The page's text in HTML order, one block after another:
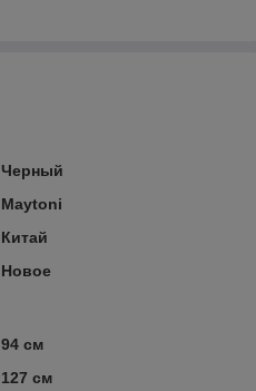
Черный
Maytoni
Китай
Новое
94 см
127 см